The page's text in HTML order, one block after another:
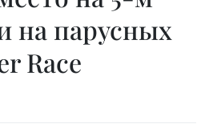
на парусных
Race